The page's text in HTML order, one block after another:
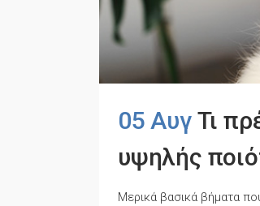
05 Αυγ Τι
υψηλής
Μερικά βασικά βήματα